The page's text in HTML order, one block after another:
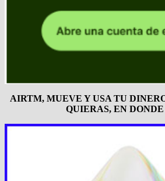
AIRTM, MUEVE Y USA TU
QUIERAS, EN DONDE